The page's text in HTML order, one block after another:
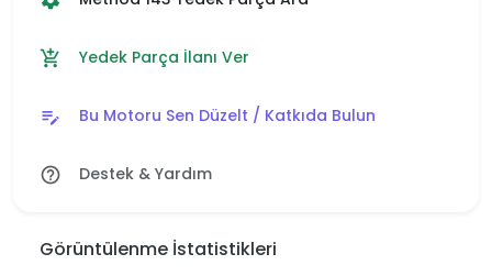
add_shopping_cart Yedek Parça İlanı Ver
edit_note Bu Motoru Sen Düzelt / Katkıda Bulun
help_outline Destek & Yardım
Görüntülenme İstatistikleri